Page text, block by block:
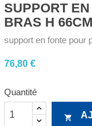
SUPPORT
BRAS H 66CM
support en fonte pour
76,80 €
Quantité
